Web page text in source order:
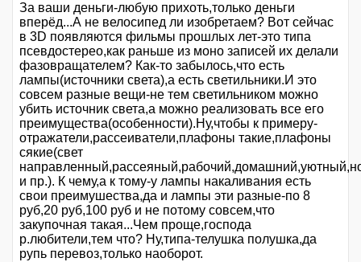
За ваши деньги-любую прихоть,только деньги
вперёд...А не велосипед ли изобретаем? Вот сейчас
в 3D появляются фильмы прошлых лет-это типа
псевдостерео,как раньше из моно записей их делали
фазовращателем? Как-то забылось,что есть
лампы(источники света),а есть светильники.И это
совсем разные вещи-не тем светильником можно
убить источник света,а можно реализовать все его
преимущества(особенности).Ну,чтобы к примеру-
отражатели,рассеиватели,плафоны такие,плафоны
сякие(свет
и пр.). К чему,а к тому-у лампы накаливания есть
свои преимушества,да и лампы эти разные-по 8
руб,20 руб,100 руб и не потому совсем,что
закупочная такая...Чем проще,господа
р.любители,тем что? Ну,типа-телушка полушка,да
рупь перевоз,только наоборот.